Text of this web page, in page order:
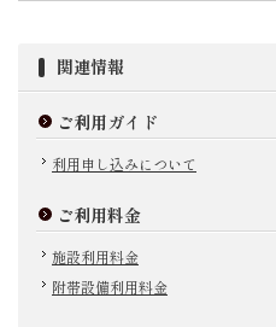
関連情報
ご利用ガイド
利用申し込みについて
ご利用料金
施設利用料金
附帯設備利用料金